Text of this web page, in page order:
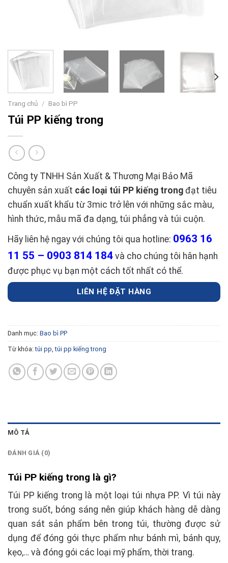
Trang chủ / Bao bì PP
Túi PP kiếng trong
Công ty TNHH Sản Xuất & Thương Mại Bảo Mã
chuyên sản xuất các loại túi PP kiếng trong đạt tiêu
chuẩn xuất khẩu từ 3mic trở lên với những sắc màu,
hình thức, mẫu mã đa dạng, túi phẳng và túi cuộn.
Hãy liên hệ ngay với chúng tôi qua hotline: 0963 16
11 55 – 0903 814 184 và cho chúng tôi hân hạnh
được phục vụ bạn một cách tốt nhất có thể.
LIÊN HỆ ĐẶT HÀNG
Danh mục: Bao bì PP
Từ khóa:túi pp ,túi pp kiếng trong
MÔ TẢ
ĐÁNH GIÁ (0)
Túi PP kiếng trong là gì?
Túi PP kiếng trong là một loại túi nhựa PP. Vì túi này
trong suốt, bóng sáng nên giúp khách hàng dễ dàng
quan sát sản phẩm bên trong túi, thường được sử
dụng để đóng gói thực phẩm như bánh mì, bánh quy,
kẹo,… và đóng gói các loại mỹ phẩm, thời trang.